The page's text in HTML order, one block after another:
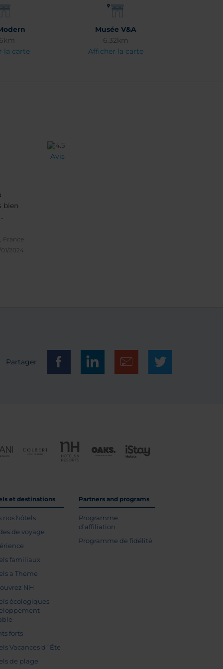
la carte
Musée V&A
6.32km
Afficher la carte
bien
la
France
2024
Avis
Partager
et destinations
nos hôtels
de voyage
familiaux
a Theme
NH
écologiques
forts
Vacances d´Éte
de plage
Partners and programs
Programme
d’affiliation
Programme de fidélité